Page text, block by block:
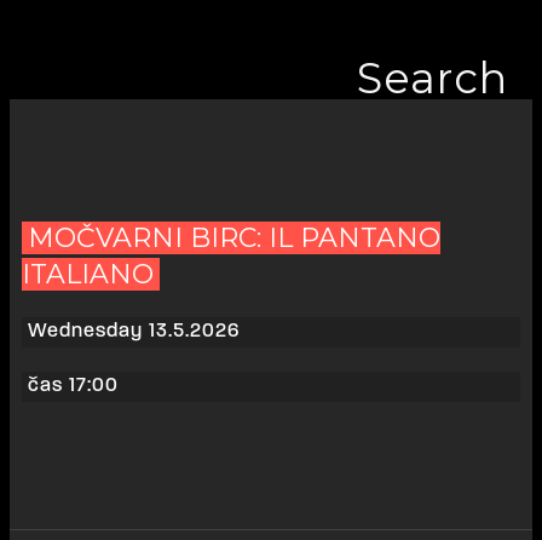
Search
MOČVARNI BIRC: IL PANTANO
ITALIANO
Wednesday 13.5.2026
čas 17:00